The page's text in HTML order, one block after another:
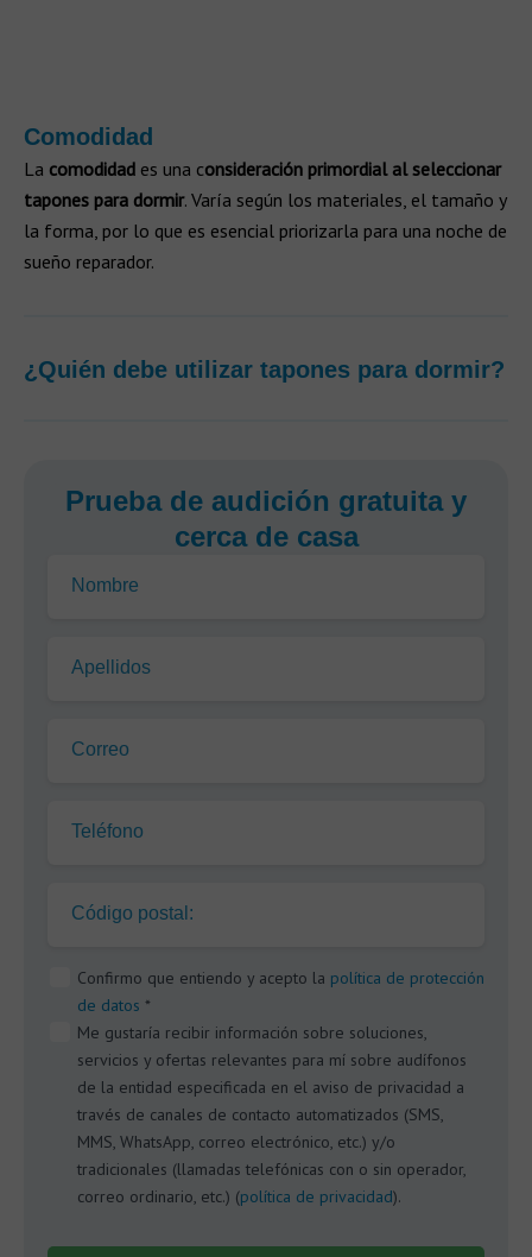
Comodidad
La comodidad es una consideración primordial al seleccionar
tapones para dormir. Varía según los materiales, el tamaño y
la forma, por lo que es esencial priorizarla para una noche de
sueño reparador.
¿Quién debe utilizar tapones para dormir?
Prueba de audición gratuita y
cerca de casa
Nombre
Apellidos
Correo
Teléfono
Código postal:
Confirmo que entiendo y acepto la política de protección
de datos *
Me gustaría recibir información sobre soluciones,
servicios y ofertas relevantes para mí sobre audífonos
de la entidad especificada en el aviso de privacidad a
través de canales de contacto automatizados (SMS,
MMS, WhatsApp, correo electrónico, etc.) y/o
tradicionales (llamadas telefónicas con o sin operador,
correo ordinario, etc.) (política de privacidad).